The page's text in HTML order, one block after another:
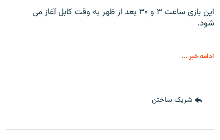
این بازی ساعت ۳ و ۳۰ بعد از ظهر به وقت کابل آغاز می
شود.
ادامه خبر ...
شریک ساختن